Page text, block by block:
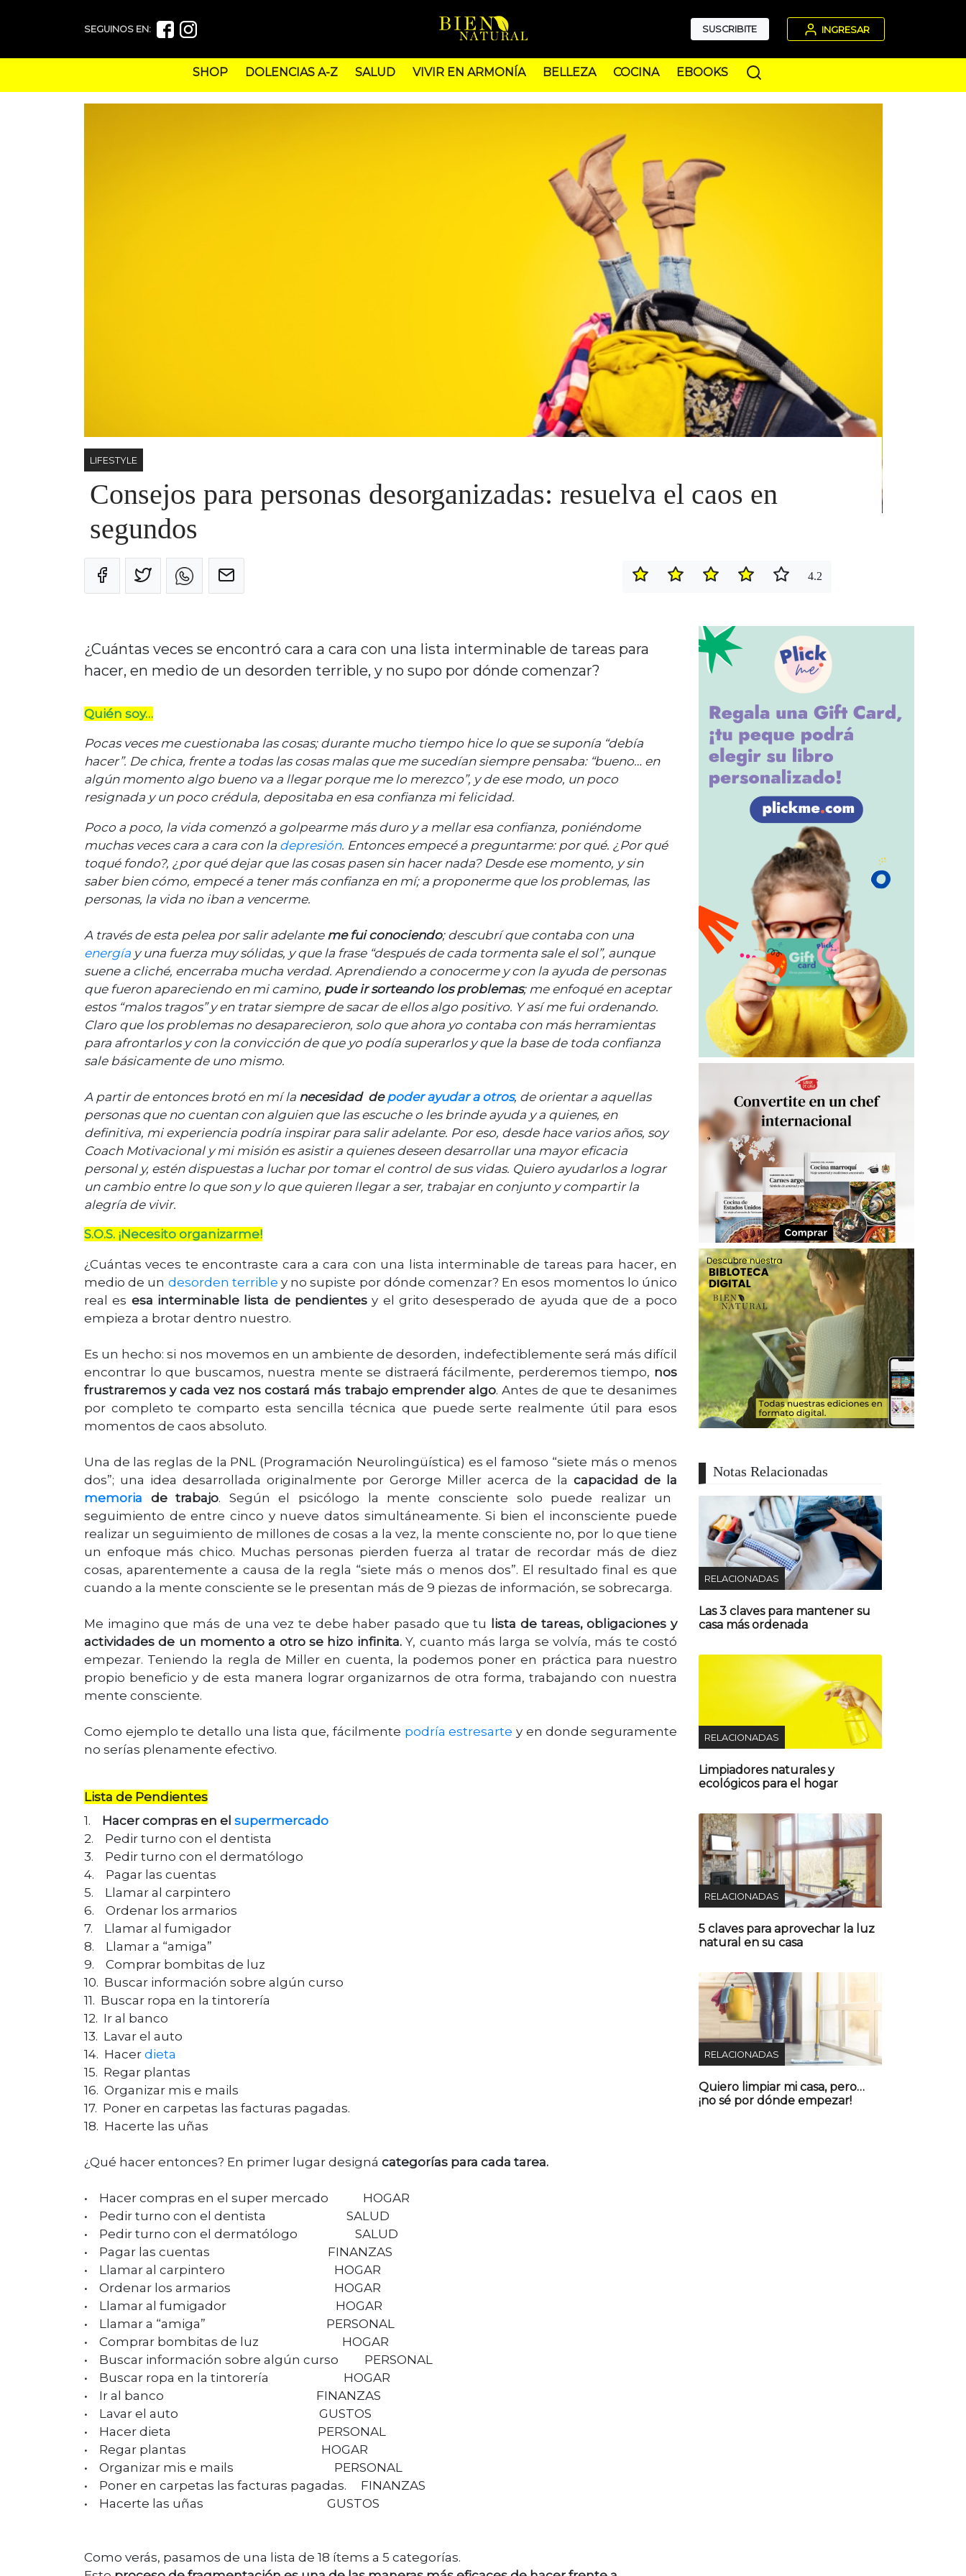
SEGUINOS EN: SUSCRIBITE INGRESAR
SHOP DOLENCIAS A-Z SALUD VIVIR EN ARMONÍA BELLEZA COCINA EBOOKS
LIFESTYLE
Consejos para personas desorganizadas: resuelva el caos en
segundos
4.2
¿Cuántas veces se encontró cara a cara con una lista interminable de tareas para
hacer, en medio de un desorden terrible, y no supo por dónde comenzar?
Quién soy…
Pocas veces me cuestionaba las cosas; durante mucho tiempo hice lo que se suponía “debía
hacer”. De chica, frente a todas las cosas malas que me sucedían siempre pensaba: “bueno… en
algún momento algo bueno va a llegar porque me lo merezco”, y de ese modo, un poco
resignada y un poco crédula, depositaba en esa confianza mi felicidad.
Poco a poco, la vida comenzó a golpearme más duro y a mellar esa confianza, poniéndome
muchas veces cara a cara con la depresión. Entonces empecé a preguntarme: por qué. ¿Por qué
toqué fondo?, ¿por qué dejar que las cosas pasen sin hacer nada? Desde ese momento, y sin
saber bien cómo, empecé a tener más confianza en mí; a proponerme que los problemas, las
personas, la vida no iban a vencerme.
A través de esta pelea por salir adelanteme fui conociendo; descubrí que contaba con una
energía y una fuerza muy sólidas, y que la frase “después de cada tormenta sale el sol”, aunque
suene a cliché, encerraba mucha verdad. Aprendiendo a conocerme y con la ayuda de personas
que fueron apareciendo en mi camino, pude ir sorteando los problemas; me enfoqué en aceptar
estos “malos tragos” y en tratar siempre de sacar de ellos algo positivo. Y así me fui ordenando.
Claro que los problemas no desaparecieron, solo que ahora yo contaba con más herramientas
para afrontarlos y con la convicción de que yo podía superarlos y que la base de toda confianza
sale básicamente de uno mismo.
A partir de entonces brotó en mí la necesidad depoder ayudar a otros, de orientar a aquellas
personas que no cuentan con alguien que las escuche o les brinde ayuda y a quienes, en
definitiva, mi experiencia podría inspirar para salir adelante. Por eso, desde hace varios años, soy
Coach Motivacional y mi misión es asistir a quienes deseen desarrollar una mayor eficacia
personal y, estén dispuestas a luchar por tomar el control de sus vidas. Quiero ayudarlos a lograr
un cambio entre lo que son y lo que quieren llegar a ser, trabajar en conjunto y compartir la
alegría de vivir.
S.O.S. ¡Necesito organizarme!
¿Cuántas veces te encontraste cara a cara con una lista interminable de tareas para hacer, en
medio de un desorden terrible y no supiste por dónde comenzar? En esos momentos lo único
real es esa interminable lista de pendientesy el grito desesperado de ayuda que de a poco
empieza a brotar dentro nuestro.
Es un hecho: si nos movemos en un ambiente de desorden, indefectiblemente será más difícil
encontrar lo que buscamos, nuestra mente se distraerá fácilmente, perderemos tiempo, nos
frustraremos y cada vez nos costará más trabajo emprender algo. Antes de que te desanimes
por completo te comparto esta sencilla técnica que puede serte realmente útil para esos
momentos de caos absoluto.
Una de las reglas de la PNL (Programación Neurolingüística) es el famoso “siete más o menos
dos”; una idea desarrollada originalmente por Gerorge Miller acerca de la capacidad de la
memoria de trabajo. Según el psicólogo la mente consciente solo puede realizar un
seguimiento de entre cinco y nueve datos simultáneamente. Si bien el inconsciente puede
realizar un seguimiento de millones de cosas a la vez, la mente consciente no, por lo que tiene
un enfoque más chico. Muchas personas pierden fuerza al tratar de recordar más de diez
cosas, aparentemente a causa de la regla “siete más o menos dos”. El resultado final es que
cuando a la mente consciente se le presentan más de 9 piezas de información, se sobrecarga.
Me imagino que más de una vez te debe haber pasado que tu lista de tareas, obligaciones y
actividades de un momento a otro se hizo infinita.Y, cuanto más larga se volvía, más te costó
empezar. Teniendo la regla de Miller en cuenta, la podemos poner en práctica para nuestro
propio beneficio y de esta manera lograr organizarnos de otra forma, trabajando con nuestra
mente consciente.
Como ejemplo te detallo una lista que, fácilmente podría estresarte y en donde seguramente
no serías plenamente efectivo.
Lista de Pendientes
1.
Hacer compras en el supermercado
2. Pedir turno con el dentista
3. Pedir turno con el dermatólogo
4. Pagar las cuentas
5. Llamar al carpintero
6. Ordenar los armarios
7. Llamar al fumigador
8. Llamar a “amiga”
9. Comprar bombitas de luz
10. Buscar información sobre algún curso
11. Buscar ropa en la tintorería
12. Ir al banco
13. Lavar el auto
14. Hacer dieta
15. Regar plantas
16. Organizar mis e mails
17. Poner en carpetas las facturas pagadas.
18. Hacerte las uñas
¿Qué hacer entonces? En primer lugar designá categorías para cada tarea.
• Hacer compras en el super mercado HOGAR
• Pedir turno con el dentista SALUD
• Pedir turno con el dermatólogo SALUD
• Pagar las cuentas FINANZAS
• Llamar al carpintero HOGAR
• Ordenar los armarios HOGAR
• Llamar al fumigador HOGAR
• Llamar a “amiga” PERSONAL
• Comprar bombitas de luz HOGAR
• Buscar información sobre algún curso PERSONAL
• Buscar ropa en la tintorería HOGAR
• Ir al banco FINANZAS
• Lavar el auto GUSTOS
• Hacer dieta PERSONAL
• Regar plantas HOGAR
• Organizar mis e mails PERSONAL
• Poner en carpetas las facturas pagadas. FINANZAS
• Hacerte las uñas GUSTOS
Como verás, pasamos de una lista de 18 ítems a 5 categorías.
Notas Relacionadas
RELACIONADAS
Las 3 claves para mantener su
casa más ordenada
RELACIONADAS
Limpiadores naturales y
ecológicos para el hogar
RELACIONADAS
5 claves para aprovechar la luz
natural en su casa
RELACIONADAS
Quiero limpiar mi casa, pero…
¡no sé por dónde empezar!